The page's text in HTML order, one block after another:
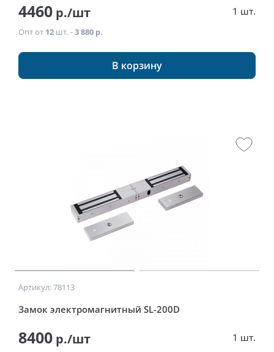
4460 р./шт 1 шт.
Опт от 12 шт. -3 880 р.
В корзину
Артикул: 78113
Замок электромагнитный SL-200D
8400 р./шт 1 шт.